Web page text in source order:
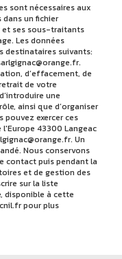
sont nécessaires aux
un fichier
et ses sous-traitants
Les données
destinataires suivants:
d’effacement, de
de votre
une
ainsi que d’organiser
exercer ces
l'Europe 43300 Langeac
Un
Nous conservons
contact puis pendant la
et de gestion des
sur la liste
disponible à cette
pour plus